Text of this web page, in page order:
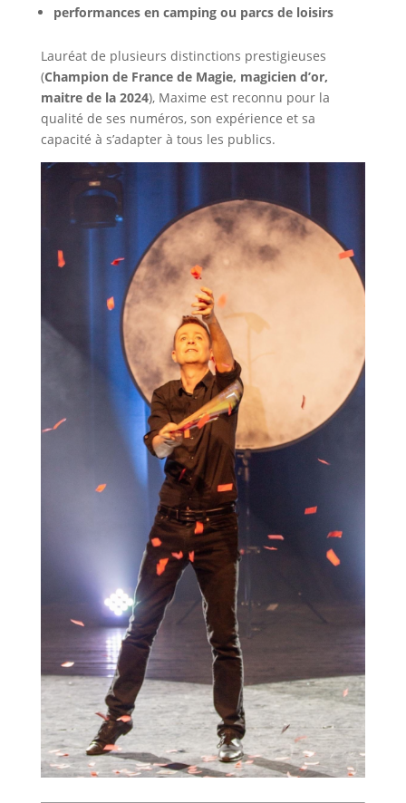
performances en camping ou parcs de loisirs
Lauréat de plusieurs distinctions prestigieuses
(Champion de France de Magie, magicien d’or,
maitre de la 2024), Maxime est reconnu pour la
qualité de ses numéros, son expérience et sa
capacité à s’adapter à tous les publics.